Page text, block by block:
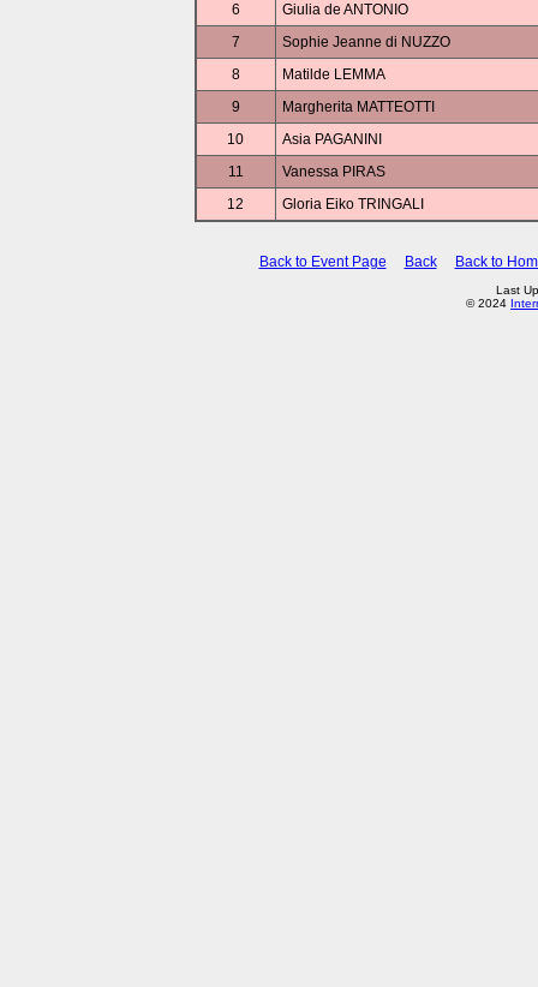
6
Giulia de ANTONIO
7
Sophie Jeanne di NUZZO
8
Matilde LEMMA
9
Margherita MATTEOTTI
10
Asia PAGANINI
11
Vanessa PIRAS
12
Gloria Eiko TRINGALI
Back to Event Page Back Back to
Last
© 2024